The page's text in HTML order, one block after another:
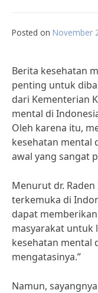
Posted on November
Berita kesehatan
penting untuk
dari Kementerian
mental di
Oleh karena itu,
kesehatan mental
awal yang sangat
Menurut dr.
terkemuka di
dapat
masyarakat untuk
kesehatan mental
mengatasinya.”
Namun,